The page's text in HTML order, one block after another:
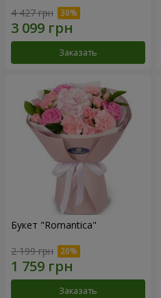
4 427 грн
Заказать
Букет "Romantica"
2 199 грн
Заказать